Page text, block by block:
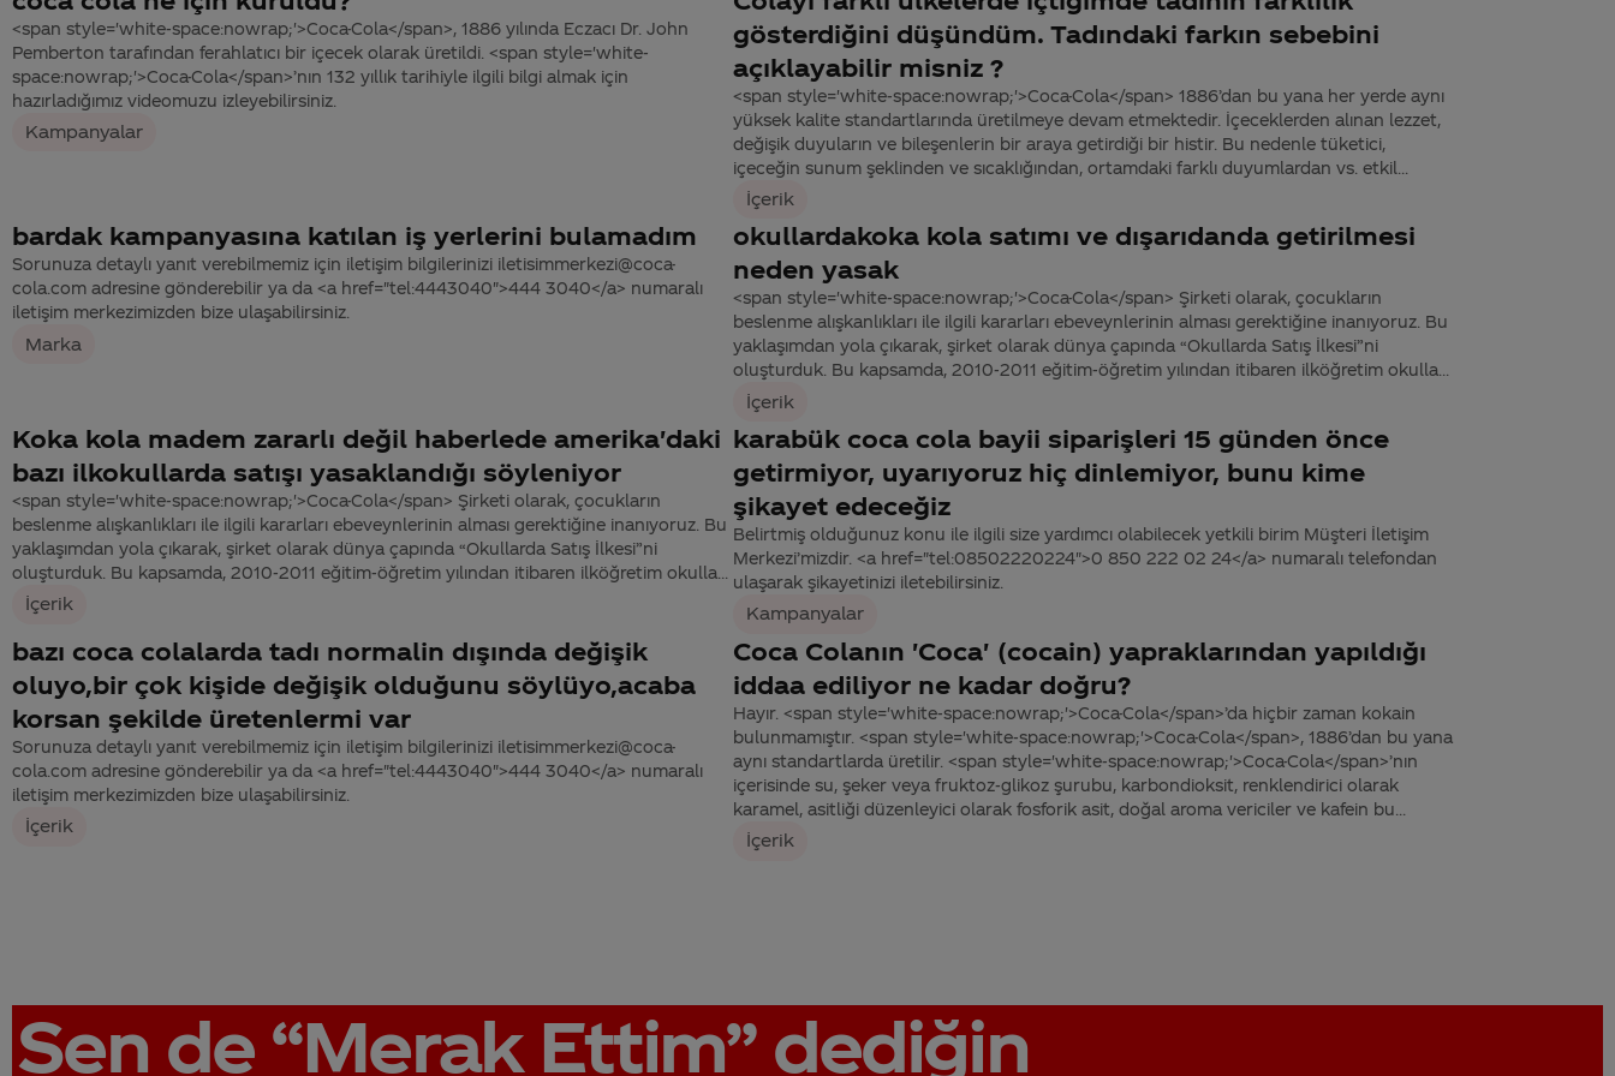
<span style='white-space:nowrap;'>Coca-Cola</span>, 1886 yılında Eczacı Dr. John
Pemberton tarafından ferahlatıcı bir içecek olarak üretildi. <span style='white-
space:nowrap;'>Coca-Cola</span>’nın 132 yıllık tarihiyle ilgili bilgi almak için
hazırladığımız videomuzu izleyebilirsiniz.
Kampanyalar
gösterdiğini düşündüm. Tadındaki farkın sebebini
açıklayabilir misniz ?
<span style='white-space:nowrap;'>Coca-Cola</span> 1886’dan bu yana her yerde aynı
yüksek kalite standartlarında üretilmeye devam etmektedir. İçeceklerden alınan lezzet,
değişik duyuların ve bileşenlerin bir araya getirdiği bir histir. Bu nedenle tüketici,
içeceğin sunum şeklinden ve sıcaklığından, ortamdaki farklı duyumlardan vs. etkil...
İçerik
bardak kampanyasına katılan iş yerlerini bulamadım
Sorunuza detaylı yanıt verebilmemiz için iletişim bilgilerinizi iletisimmerkezi@coca-
cola.com adresine gönderebilir ya da <a href="tel:4443040">444 3040</a> numaralı
iletişim merkezimizden bize ulaşabilirsiniz.
Marka
okullardakoka kola satımı ve dışarıdanda getirilmesi
neden yasak
<span style='white-space:nowrap;'>Coca-Cola</span> Şirketi olarak, çocukların
beslenme alışkanlıkları ile ilgili kararları ebeveynlerinin alması gerektiğine inanıyoruz. Bu
yaklaşımdan yola çıkarak, şirket olarak dünya çapında “Okullarda Satış İlkesi”ni
oluşturduk. Bu kapsamda, 2010-2011 eğitim-öğretim yılından itibaren ilköğretim okulla...
İçerik
Koka kola madem zararlı değil haberlede amerika'daki
bazı ilkokullarda satışı yasaklandığı söyleniyor
<span style='white-space:nowrap;'>Coca-Cola</span> Şirketi olarak, çocukların
beslenme alışkanlıkları ile ilgili kararları ebeveynlerinin alması gerektiğine inanıyoruz. Bu
yaklaşımdan yola çıkarak, şirket olarak dünya çapında “Okullarda Satış İlkesi”ni
oluşturduk. Bu kapsamda, 2010-2011 eğitim-öğretim yılından itibaren ilköğretim okulla...
İçerik
karabük coca cola bayii siparişleri 15 günden önce
getirmiyor, uyarıyoruz hiç dinlemiyor, bunu kime
şikayet edeceğiz
Belirtmiş olduğunuz konu ile ilgili size yardımcı olabilecek yetkili birim Müşteri İletişim
Merkezi’mizdir. <a href="tel:08502220224">0 850 222 02 24</a> numaralı telefondan
ulaşarak şikayetinizi iletebilirsiniz.
Kampanyalar
bazı coca colalarda tadı normalin dışında değişik
oluyo,bir çok kişide değişik olduğunu söylüyo,acaba
korsan şekilde üretenlermi var
Sorunuza detaylı yanıt verebilmemiz için iletişim bilgilerinizi iletisimmerkezi@coca-
cola.com adresine gönderebilir ya da <a href="tel:4443040">444 3040</a> numaralı
iletişim merkezimizden bize ulaşabilirsiniz.
İçerik
Coca Colanın 'Coca' (cocain) yapraklarından yapıldığı
iddaa ediliyor ne kadar doğru?
Hayır. <span style='white-space:nowrap;'>Coca-Cola</span>’da hiçbir zaman kokain
bulunmamıştır. <span style='white-space:nowrap;'>Coca-Cola</span>, 1886’dan bu yana
aynı standartlarda üretilir. <span style='white-space:nowrap;'>Coca-Cola</span>’nın
içerisinde su, şeker veya fruktoz-glikoz şurubu, karbondioksit, renklendirici olarak
karamel, asitliği düzenleyici olarak fosforik asit, doğal aroma vericiler ve kafein bu...
İçerik
Sen de “Merak Ettim”dediğin